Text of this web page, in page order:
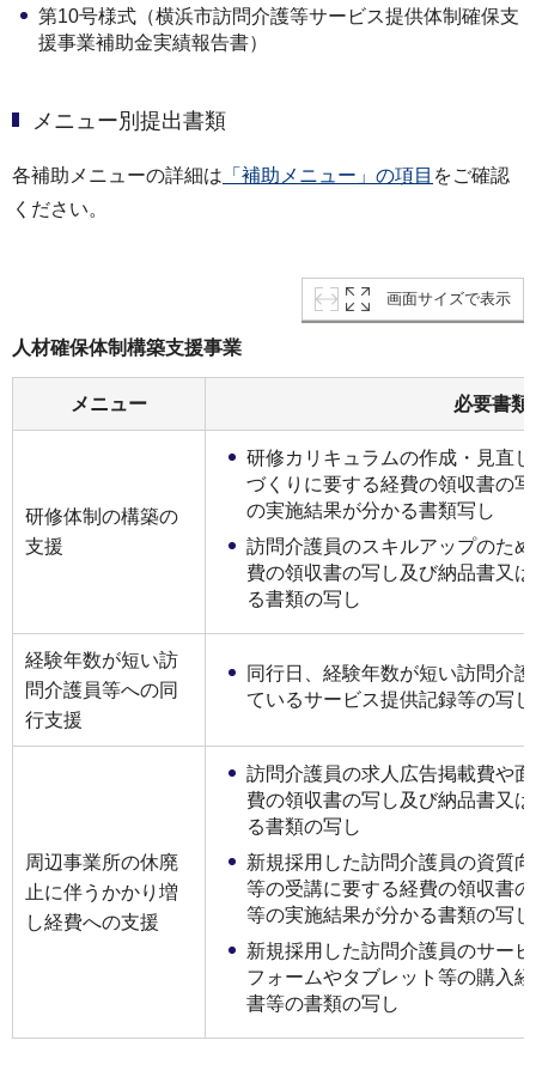
第10号様式（横浜市訪問介護等サービス提供体制確保⽀
援事業補助⾦実績報告書）
メニュー別提出書類
各補助メニューの詳細は 「補助メニュー」の項目 をご確認
ください。
画面サイズで表示
⼈材確保体制構築⽀援事業
メニュー 必要書類
研修体制の構築の
⽀援
研修カリキュラムの作成・⾒直
づくりに要する経費の領収書の
の実施結果が分かる書類写し
訪問介護員のスキルアップのた
費の領収書の写し及び納品書又
る書類の写し
経験年数が短い訪
問介護員等への同
⾏⽀援
同⾏⽇、経験年数が短い訪問介
ているサービス提供記録等の写し
周辺事業所の休廃
止に伴うかかり増
し経費への支援
訪問介護員の求人広告掲載費や
費の領収書の写し及び納品書又
る書類の写し
新規採用した訪問介護員の資質
等の受講に要する経費の領収書
等の実施結果が分かる書類の写し
新規採用した訪問介護員のサー
フォームやタブレット等の購入
書等の書類の写し